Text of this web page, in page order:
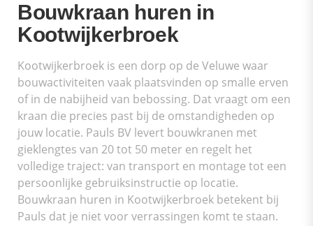
Bouwkraan huren in
Kootwijkerbroek
Kootwijkerbroek is een dorp op de Veluwe waar
bouwactiviteiten vaak plaatsvinden op smalle erven
of in de nabijheid van bebossing. Dat vraagt om een
kraan die precies past bij de omstandigheden op
jouw locatie. Pauls BV levert bouwkranen met
gieklengtes van 20 tot 50 meter en regelt het
volledige traject: van transport en montage tot een
persoonlijke gebruiksinstructie op locatie.
Bouwkraan huren in Kootwijkerbroek betekent bij
Pauls dat je niet voor verrassingen komt te staan.